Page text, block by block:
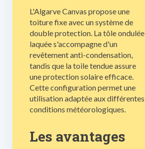
L'Algarve Canvas propose une
toiture fixe avec un système de
double protection. La tôle ondulée
laquée s'accompagne d'un
revêtement anti-condensation,
tandis que la toile tendue assure
une protection solaire efficace.
Cette configuration permet une
utilisation adaptée aux différentes
conditions météorologiques.
Les avantages